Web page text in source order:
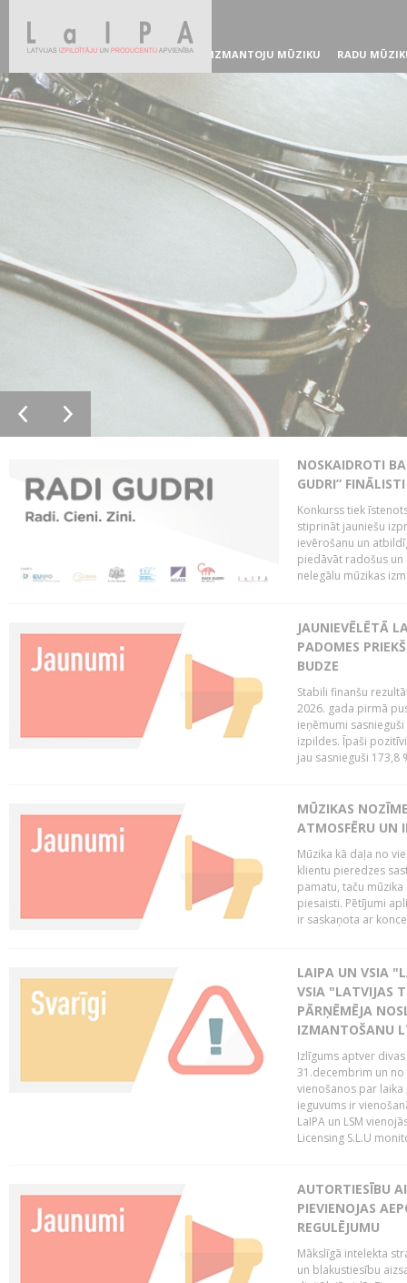
IZMANTOJU MŪZIKU RADU
NOSKAIDROTI
GUDRI” FINĀLISTI
Konkurss tiek
stiprināt jauniešu
ievērošanu un
piedāvāt radošus
nelegālu mūzikas
JAUNIEVĒLĒTĀ
PADOMES
BUDZE
Stabili finanšu
2026. gada pirmā
ieņēmumi
izpildes. Īpaši
jau sasnieguši 173,8
MŪZIKAS
ATMOSFĒRU UN
Mūzika kā daļa no
klientu pieredzes
pamatu, taču
piesaisti. Pētījumi
ir saskaņota ar
LAIPA UN VSIA
VSIA "LATVIJAS
PĀRŅĒMĒJA
IZMANTOŠANU
Izlīgums aptver
31.decembrim un no
vienošanos par
ieguvums ir
LaIPA un LSM
Licensing S.L.U
AUTORTIESĪBU
PIEVIENOJAS
REGULĒJUMU
Mākslīgā intelekta
un blakustiesību